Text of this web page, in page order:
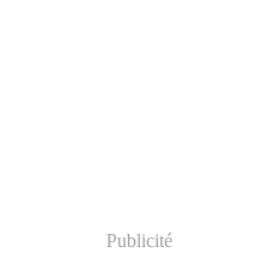
Publicité